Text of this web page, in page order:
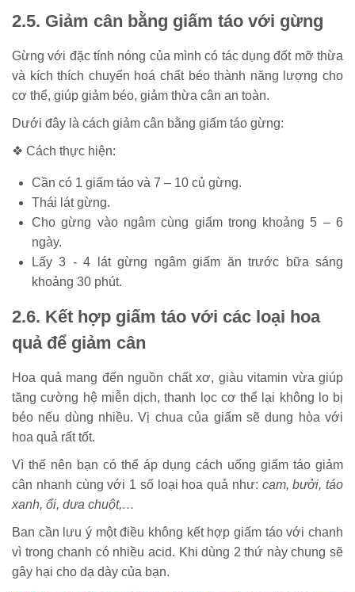
2.5. Giảm cân bằng giấm táo với gừng
Gừng với đặc tính nóng của mình có tác dụng đốt mỡ thừa
và kích thích chuyển hoá chất béo thành năng lượng cho
cơ thể, giúp giảm béo, giảm thừa cân an toàn.
Dưới đây là cách giảm cân bằng giấm táo gừng:
❖ Cách thực hiện:
Cần có 1 giấm táo và 7 – 10 củ gừng.
Thái lát gừng.
Cho gừng vào ngâm cùng giấm trong khoảng 5 – 6
ngày.
Lấy 3 - 4 lát gừng ngâm giấm ăn trước bữa sáng
khoảng 30 phút.
2.6. Kết hợp giấm táo với các loại hoa
quả để giảm cân
Hoa quả mang đến nguồn chất xơ, giàu vitamin vừa giúp
tăng cường hệ miễn dịch, thanh lọc cơ thể lại không lo bị
béo nếu dùng nhiều. Vị chua của giấm sẽ dung hòa với
hoa quả rất tốt.
Vì thế nên bạn có thể áp dụng cách uống giấm táo giảm
cân nhanh cùng với 1 số loại hoa quả như: cam, bưởi, táo
xanh, ổi, dưa chuột,…
Ban cần lưu ý một điều không kết hợp giấm táo với chanh
vì trong chanh có nhiều acid. Khi dùng 2 thứ này chung sẽ
gây hại cho dạ dày của bạn.